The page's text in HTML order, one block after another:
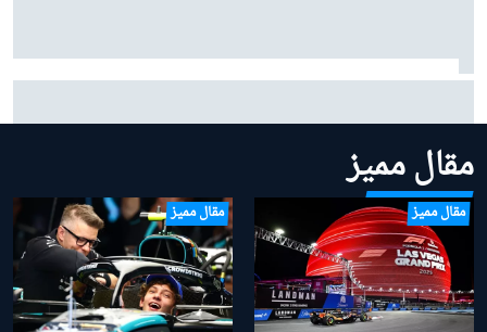
فيرستابن حول عاطفة الأبوّة: "أعظم مكافأة" في حياتي هي
مقال مميز
مقال مميز مقال مميز